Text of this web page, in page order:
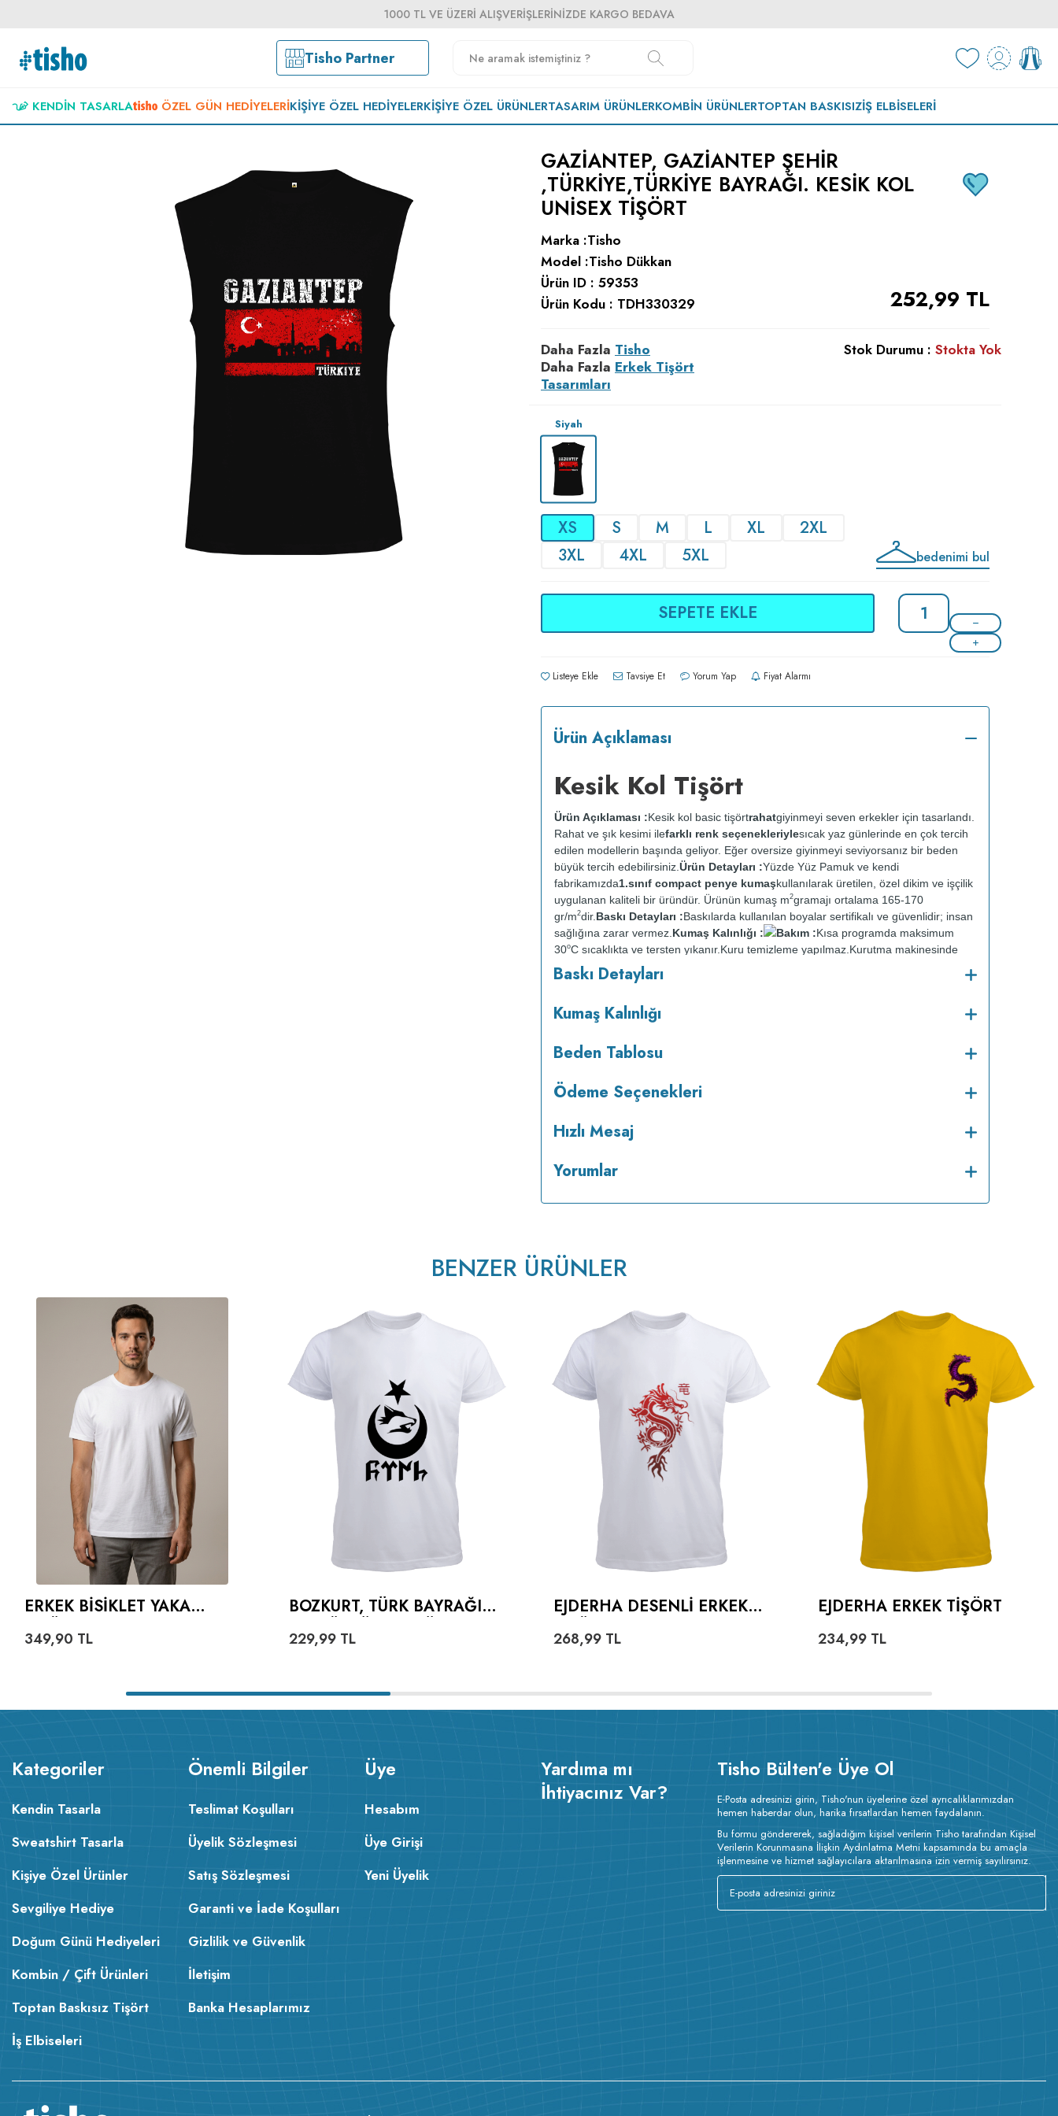
1000 TL VE ÜZERI ALIŞVERIŞLERINIZDE KARGO BEDAVA
Tisho Partner
KENDIN TASARLA ÖZEL GÜN HEDIYELERIKIŞIYE ÖZEL HEDIYELERKIŞIYE ÖZEL ÜRÜNLERTASARIM ÜRÜNLERKOMBIN ÜRÜNLERTOPTAN BASKISIZİŞ ELBISELERI
GAZIANTEP, GAZIANTEP ŞEHIR
,TÜRKIYE,TÜRKIYE BAYRAĞI. KESIK KOL
UNISEX TIŞÖRT
Marka :Tisho
Model :Tisho Dükkan
Ürün ID : 59353
Ürün Kodu : TDH330329 252,99 TL
Daha Fazla Tisho
Daha Fazla Erkek Tişört
Tasarımları
Stok Durumu : Stokta Yok
Siyah
XS S M L XL
2XL
3XL
4XL 5XL bedenimi bul
SEPETE EKLE
Listeye Ekle Tavsiye Et Yorum Yap Fiyat Alarmı
Ürün Açıklaması
Kesik Kol Tişört
Ürün Açıklaması :Kesik kol basic tişörtrahatgiyinmeyi seven erkekler için tasarlandı.
Rahat ve şık kesimi ilefarklı renk seçenekleriylesıcak yaz günlerinde en çok tercih
edilen modellerin başında geliyor. Eğer oversize giyinmeyi seviyorsanız bir beden
büyük tercih edebilirsiniz. Ürün Detayları :Yüzde Yüz Pamuk ve kendi
fabrikamızda1.sınıf compact penye kumaşkullanılarak üretilen, özel dikim ve işçilik
uygulanan kaliteli bir üründür. Ürünün kumaş m2gramajı ortalama 165-170
gr/m2dir. Baskı Detayları :Baskılarda kullanılan boyalar sertifikalı ve güvenlidir; insan
sağlığına zarar vermez. Kumaş Kalınlığı : Bakım :Kısa programda maksimum
30oC sıcaklıkta ve tersten yıkanır. Kuru temizleme yapılmaz. Kurutma makinesinde
kurutulmaz.
Orta ısıda ve tersten ütülenir.
Baskı Detayları
Kumaş Kalınlığı
Beden Tablosu
Ödeme Seçenekleri
Hızlı Mesaj
Yorumlar
BENZER ÜRÜNLER
ERKEK BISIKLET YAKA
349,90 TL
BOZKURT, TÜRK BAYRAĞI
YAZILI ERKEK TIŞÖRT
229,99 TL
EJDERHA DESENLI ERKEK
268,99 TL
EJDERHA ERKEK TIŞÖRT
234,99 TL
Kategoriler
Kendin Tasarla
Sweatshirt Tasarla
Kişiye Özel Ürünler
Sevgiliye Hediye
Doğum Günü Hediyeleri
Kombin / Çift Ürünleri
Toptan Baskısız Tişört
İş Elbiseleri
Önemli Bilgiler
Teslimat Koşulları
Üyelik Sözleşmesi
Satış Sözleşmesi
Garanti ve İade Koşulları
Gizlilik ve Güvenlik
İletişim
Banka Hesaplarımız
Üye
Hesabım
Üye Girişi
Yeni Üyelik
Yardıma mı
İhtiyacınız Var?
Tisho Bülten'e Üye Ol
E-Posta adresinizi girin, Tisho'nun üyelerine özel ayrıcalıklarımızdan
hemen haberdar olun, harika fırsatlardan hemen faydalanın.
Bu formu göndererek, sağladığım kişisel verilerin Tisho tarafından Kişisel
Verilerin Korunmasına İlişkin Aydınlatma Metni kapsamında bu amaçla
işlenmesine ve hizmet sağlayıcılara aktarılmasına izin vermiş sayılırsınız.